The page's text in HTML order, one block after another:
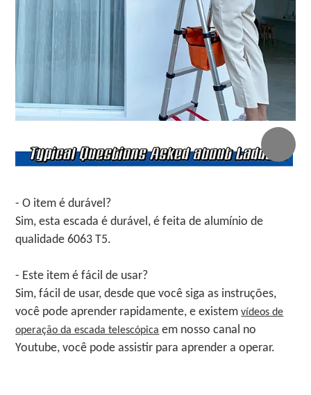
- O item é durável?
Sim, esta escada é durável, é feita de alumínio de
qualidade 6063 T5.
- Este item é fácil de usar?
Sim, fácil de usar, desde que você siga as instruções,
você pode aprender rapidamente, e existemvídeos de
operação da escada telescópica em nosso canal no
Youtube, você pode assistir para aprender a operar.